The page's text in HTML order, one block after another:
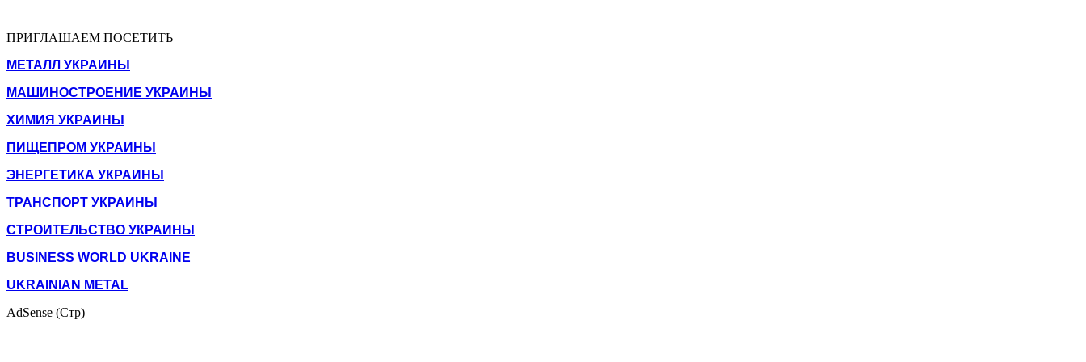
ПРИГЛАШАЕМ ПОСЕТИТЬ
МЕТАЛЛ УКРАИНЫ
МАШИНОСТРОЕНИЕ УКРАИНЫ
ХИМИЯ УКРАИНЫ
ПИЩЕПРОМ УКРАИНЫ
ЭНЕРГЕТИКА УКРАИНЫ
ТРАНСПОРТ УКРАИНЫ
СТРОИТЕЛЬСТВО УКРАИНЫ
BUSINESS WORLD UKRAINE
UKRAINIAN METAL
AdSense (Стр)